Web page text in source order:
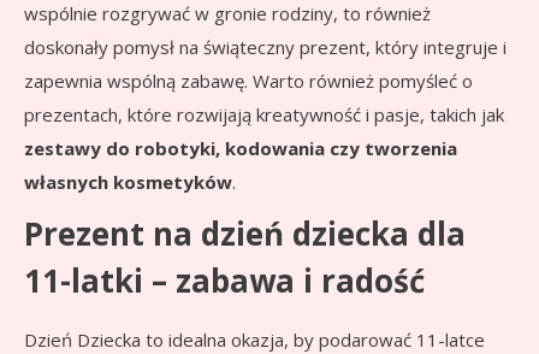
wspólnie rozgrywać w gronie rodziny, to również
doskonały pomysł na świąteczny prezent, który integruje i
zapewnia wspólną zabawę. Warto również pomyśleć o
prezentach, które rozwijają kreatywność i pasje, takich jak
zestawy do robotyki, kodowania czy tworzenia
własnych kosmetyków.
Prezent na dzień dziecka dla
11-latki – zabawa i radość
Dzień Dziecka to idealna okazja, by podarować 11-latce